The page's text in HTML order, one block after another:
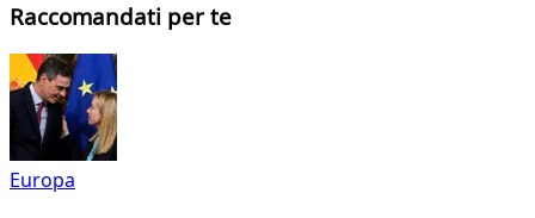
Raccomandati per te
Europa